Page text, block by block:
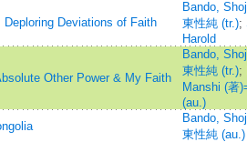
Deviations of Faith
Bando,
東性純 (tr.);
Harold
Other Power & My Faith
Bando,
東性純 (tr.);
Manshi (著
(au.)
Bando,
東性純 (au.)